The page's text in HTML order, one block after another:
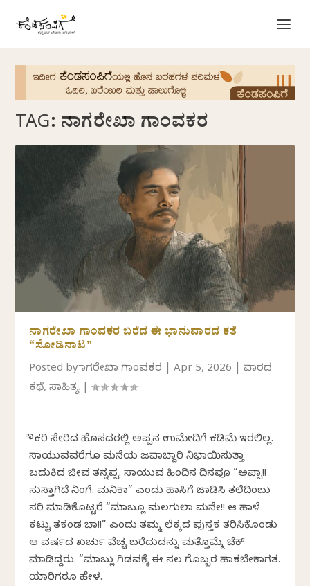
TAG: ನಾಗರೇಖಾ ಗಾಂವಕರ
ನಾಗರೇಖಾ ಗಾಂವಕರ ಬರೆದ ಈ ಭಾನುವಾರದ ಕತೆ
“ಸೋಡಿನಾಟ”
Posted byನಾಗರೇಖಾ ಗಾಂವಕರ |Apr 5, 2026 |ವಾರದ
ಕಥೆ,ಸಾಹಿತ್ಯ |
ನೌಕರಿ ಸೇರಿದ ಹೊಸದರಲ್ಲಿ ಅಪ್ಪನ ಉಮೇದಿಗೆ ಕಡಿಮೆ ಇರಲಿಲ್ಲ.
ಸಾಯುವವರೆಗೂ ಮನೆಯ ಜವಾಬ್ದಾರಿ ನಿಭಾಯಿಸುತ್ತಾ
ಬದುಕಿದ ಜೀವ ತನ್ನಪ್ಪ. ಸಾಯುವ ಹಿಂದಿನ ದಿನವೂ “ಅಪ್ಪಾ!!
ಸುಸ್ತಾಗಿದೆ ನಿಂಗೆ. ಮನಿಕಾ” ಎಂದು ಹಾಸಿಗೆ ಜಾಡಿಸಿ ತಲೆದಿಂಬು
ಸರಿ ಮಾಡಿಕೊಟ್ಟರೆ “ಮಾಬ್ಲೂ ಮಲಗುಲಾ ಮನೇ!! ಆ ಹಾಳೆ
ಕಟ್ಟು ತಕಂಡ ಬಾ!!” ಎಂದು ತಮ್ಮ ಲೆಕ್ಕದ ಪುಸ್ತಕ ತರಿಸಿಕೊಂಡು
ಆ ವರ್ಷದ ಖರ್ಚು ವೆಚ್ಚ ಬರೆದುದನ್ನು ಮತ್ತೊಮ್ಮೆ ಚೆಕ್
ಮಾಡಿದ್ದರು. “ಮಾಬ್ಲು ಗಿಡವಕ್ಕೆ ಈ ಸಲ ಗೊಬ್ಬರ ಹಾಕಬೇಕಾಗತ.
ಯಾರಿಗರೂ ಹೇಳ.